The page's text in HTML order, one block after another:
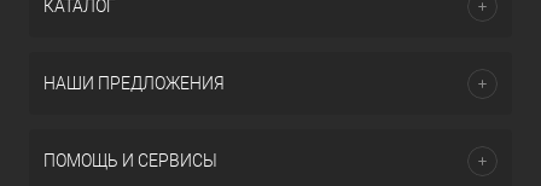
КАТАЛОГ
НАШИ ПРЕДЛОЖЕНИЯ
ПОМОЩЬ И СЕРВИСЫ